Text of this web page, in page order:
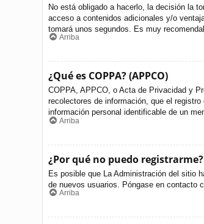
No está obligado a hacerlo, la decisión la
acceso a contenidos adicionales y/o
tomará unos segundos. Es muy
Arriba
¿Qué es COPPA? (APPCO)
COPPA, APPCO, o Acta de Privacidad y
recolectores de información, que el
información personal identificable de un
Arriba
¿Por qué no puedo registrarme?
Es posible que La Administración del sitio
de nuevos usuarios. Póngase en contacto
Arriba